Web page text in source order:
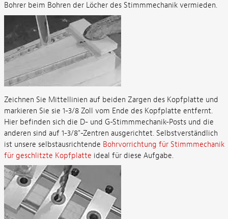
Bohrer beim Bohren der Löcher des Stimmmechanik vermieden.
Zeichnen Sie Mittellinien auf beiden Zargen des Kopfplatte und
markieren Sie sie 1-3/8 Zoll vom Ende des Kopfplatte entfernt.
Hier befinden sich die D- und G-Stimmmechanik-Posts und die
anderen sind auf 1-3/8"-Zentren ausgerichtet. Selbstverständlich
ist unsere selbstausrichtende Bohrvorrichtung für Stimmmechanik
für geschlitzte Kopfplatte ideal für diese Aufgabe.